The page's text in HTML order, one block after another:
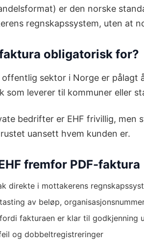
er den norske
regnskapssystem, uten at
obligatorisk for?
sektor i Norge er pålagt
som leverer til kommuner eller
bedrifter er EHF frivillig, men
uansett hvem kunden er.
fremfor PDF-faktura
direkte i mottakerens
av beløp,
fakturaen er klar til godkjenning
og dobbeltregistreringer